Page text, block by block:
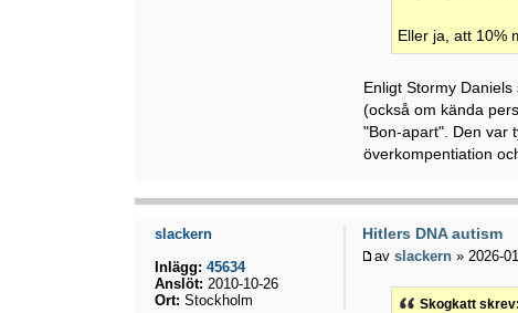
Eller ja, att 10%
Enligt Stormy
(också om kända
"Bon-apart". Den var
överkompentiation
Hitlers DNA autism
avslackern » 2026-
Skogkatt skrev:
slackern
Inlägg: 45634
Anslöt: 2010-10-26
Ort: Stockholm